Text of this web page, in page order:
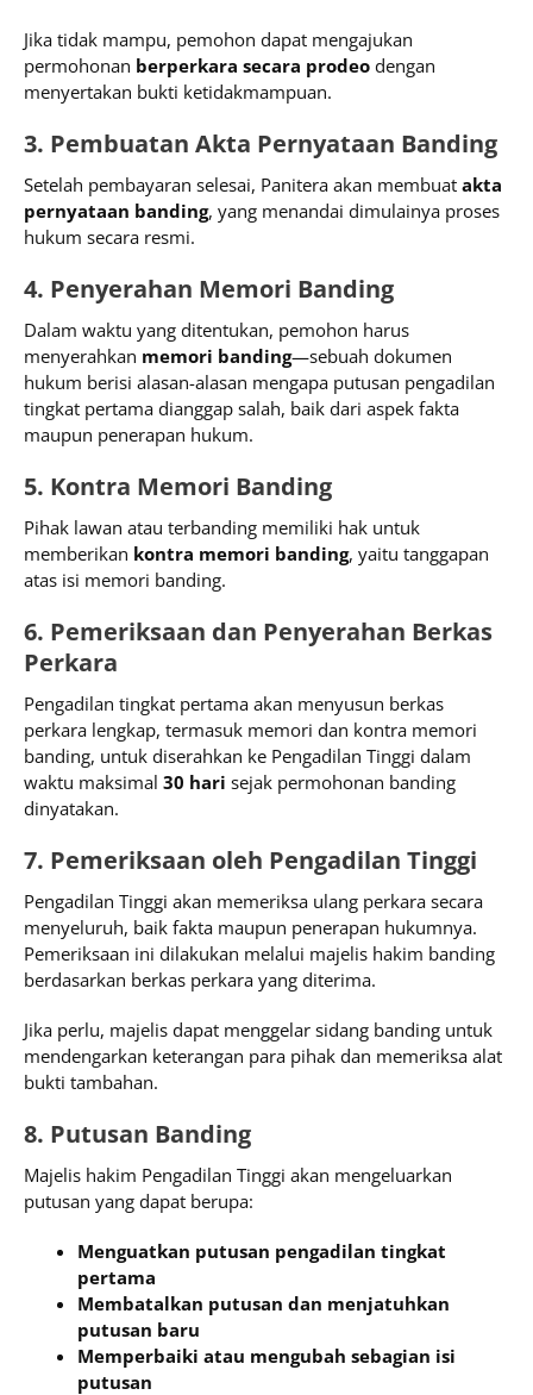
Jika tidak mampu, pemohon dapat mengajukan
permohonan berperkara secara prodeo dengan
menyertakan bukti ketidakmampuan.
3. Pembuatan Akta Pernyataan Banding
Setelah pembayaran selesai, Panitera akan membuat akta
pernyataan banding, yang menandai dimulainya proses
hukum secara resmi.
4. Penyerahan Memori Banding
Dalam waktu yang ditentukan, pemohon harus
menyerahkan memori banding—sebuah dokumen
hukum berisi alasan-alasan mengapa putusan pengadilan
tingkat pertama dianggap salah, baik dari aspek fakta
maupun penerapan hukum.
5. Kontra Memori Banding
Pihak lawan atau terbanding memiliki hak untuk
memberikan kontra memori banding, yaitu tanggapan
atas isi memori banding.
6. Pemeriksaan dan Penyerahan Berkas
Perkara
Pengadilan tingkat pertama akan menyusun berkas
perkara lengkap, termasuk memori dan kontra memori
banding, untuk diserahkan ke Pengadilan Tinggi dalam
waktu maksimal 30 hari sejak permohonan banding
dinyatakan.
7. Pemeriksaan oleh Pengadilan Tinggi
Pengadilan Tinggi akan memeriksa ulang perkara secara
menyeluruh, baik fakta maupun penerapan hukumnya.
Pemeriksaan ini dilakukan melalui majelis hakim banding
berdasarkan berkas perkara yang diterima.
Jika perlu, majelis dapat menggelar sidang banding untuk
mendengarkan keterangan para pihak dan memeriksa alat
bukti tambahan.
8. Putusan Banding
Majelis hakim Pengadilan Tinggi akan mengeluarkan
putusan yang dapat berupa:
Menguatkan putusan pengadilan tingkat
pertama
Membatalkan putusan dan menjatuhkan
putusan baru
Memperbaiki atau mengubah sebagian isi
putusan